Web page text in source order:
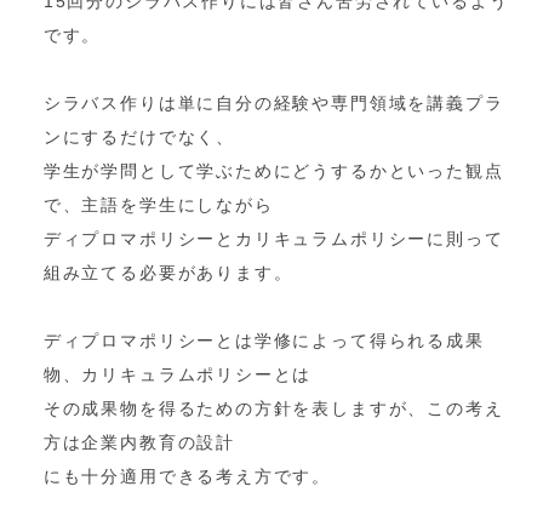
です。
シラバス作りは単に自分の経験や専門領域を講義プラ
ンにするだけでなく、
学生が学問として学ぶためにどうするかといった観点
で、主語を学生にしながら
ディプロマポリシーとカリキュラムポリシーに則って
組み立てる必要があります。
ディプロマポリシーとは学修によって得られる成果
物、カリキュラムポリシーとは
その成果物を得るための方針を表しますが、この考え
方は企業内教育の設計
にも十分適用できる考え方です。